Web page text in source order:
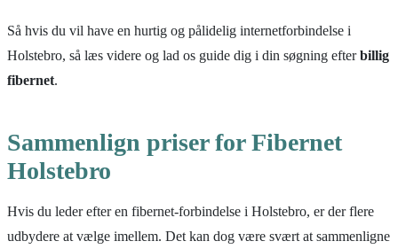
Så hvis du vil have en hurtig og pålidelig internetforbindelse i
Holstebro, så læs videre og lad os guide dig i din søgning efterbillig
fibernet.
Sammenlign priser for Fibernet
Holstebro
Hvis du leder efter en fibernet-forbindelse i Holstebro, er der flere
udbydere at vælge imellem. Det kan dog være svært at sammenligne